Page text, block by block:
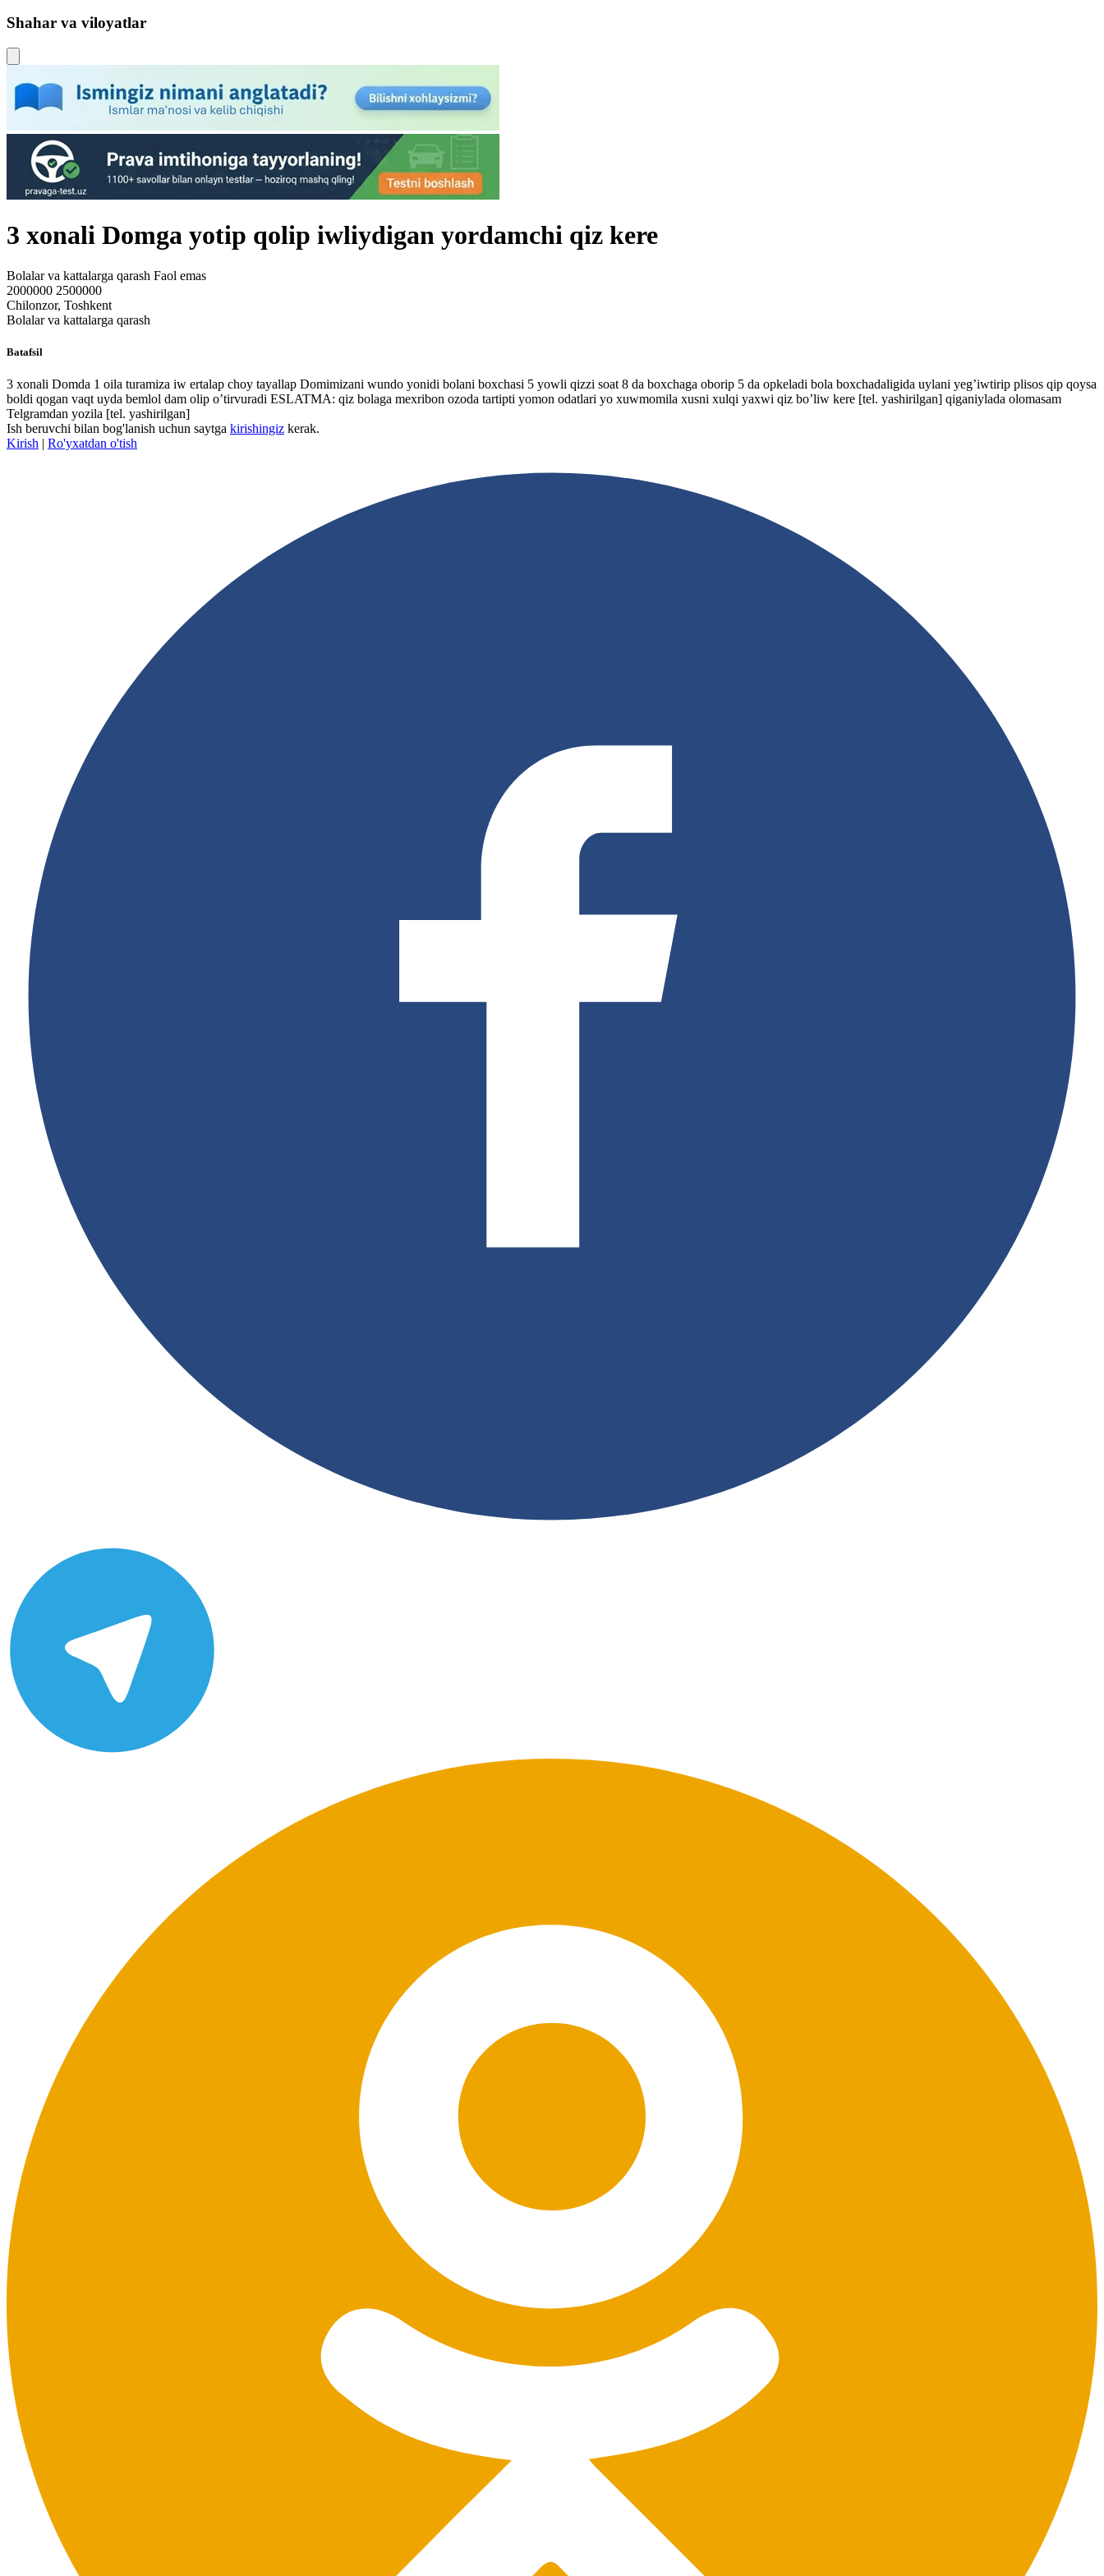
Shahar va viloyatlar
3 xonali Domga yotip qolip iwliydigan yordamchi qiz kere
Bolalar va kattalarga qarash Faol emas
2000000 2500000
Chilonzor, Toshkent
Bolalar va kattalarga qarash
Batafsil
3 xonali Domda 1 oila turamiza iw ertalap choy tayallap Domimizani wundo yonidi bolani boxchasi 5 yowli qizzi soat 8 da boxchaga oborip 5 da opkeladi bola boxchadaligida uylani yeg’iwtirip plisos qip qoysa
boldi qogan vaqt uyda bemlol dam olip o’tirvuradi ESLATMA: qiz bolaga mexribon ozoda tartipti yomon odatlari yo xuwmomila xusni xulqi yaxwi qiz bo’liw kere [tel. yashirilgan] qiganiylada olomasam
Telgramdan yozila [tel. yashirilgan]
Ish beruvchi bilan bog'lanish uchun saytga kirishingiz kerak.
Kirish | Ro'yxatdan o'tish